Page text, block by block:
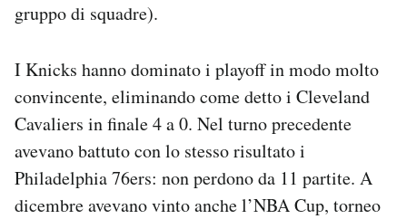
gruppo di squadre).
I Knicks hanno dominato i playoff in modo molto
convincente, eliminando come detto i Cleveland
Cavaliers in finale 4 a 0. Nel turno precedente
avevano battuto con lo stesso risultato i
Philadelphia 76ers: non perdono da 11 partite. A
dicembre avevano vinto anche l’NBA Cup, torneo